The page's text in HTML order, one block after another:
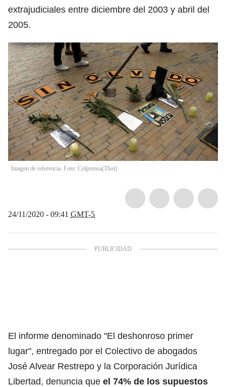
extrajudiciales entre diciembre del 2003 y abril del
2005.
Imagen de referencia. Foto: Colprensa(Thot)
24/11/2020 - 09:41 GMT-5
El informe denominado "El deshonroso primer
lugar", entregado por el Colectivo de abogados
José Alvear Restrepo y la Corporación Jurídica
Libertad, denuncia que el 74% de los supuestos